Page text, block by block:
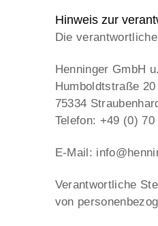
Hinweis zur
Die
Henninger GmbH
Humboldtstraße 20
75334
Telefon: +49 (0) 70
E-Mail:
Verantwortliche
von